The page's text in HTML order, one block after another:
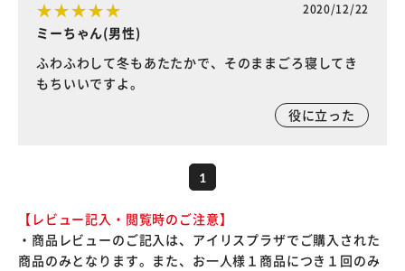
2020/12/22
ミーちゃん(男性)
ふわふわして冬もあたたかで、そのままごろ寝してき
もちいいですよ。
役に立った
1
【レビュー記入・閲覧時のご注意】
・商品レビューのご記入は、アイリスプラザでご購入された
商品のみとなります。また、お一人様１商品につき１回のみ